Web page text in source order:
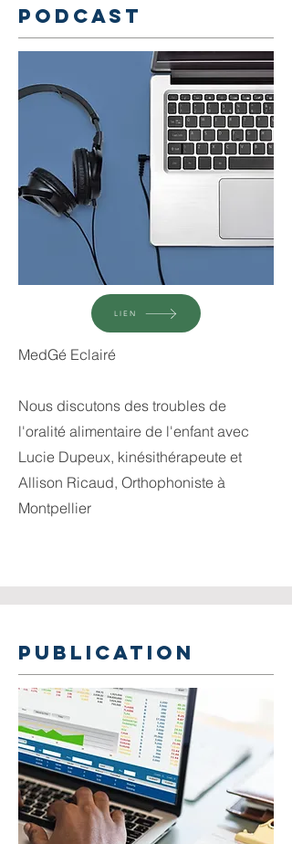
Podcast
LIEN
MedGé Eclairé
Nous discutons des troubles de
l'oralité alimentaire de l'enfant avec
Lucie Dupeux, kinésithérapeute et
Allison Ricaud, Orthophoniste à
Montpellier
PUBLICATION